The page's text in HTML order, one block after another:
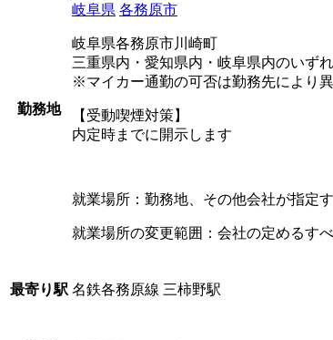
勤務地
岐阜県 各務原市
岐阜県各務原市川崎町
三重県内・愛知県内・岐阜県内のいず
※マイカー通勤の可否は勤務先により
【受動喫煙対策】
内定時までに開示します
就業場所：勤務地、その他会社が指定
就業場所の変更範囲：会社の定めるす
最寄り駅 名鉄各務原線 三柿野駅